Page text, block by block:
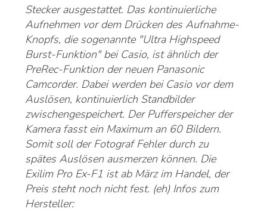
Stecker ausgestattet. Das kontinuierliche
Aufnehmen vor dem Drücken des Aufnahme-
Knopfs, die sogenannte "Ultra Highspeed
Burst-Funktion" bei Casio, ist ähnlich der
PreRec-Funktion der neuen Panasonic
Camcorder. Dabei werden bei Casio vor dem
Auslösen, kontinuierlich Standbilder
zwischengespeichert. Der Pufferspeicher der
Kamera fasst ein Maximum an 60 Bildern.
Somit soll der Fotograf Fehler durch zu
spätes Auslösen ausmerzen können. Die
Exilim Pro Ex-F1 ist ab März im Handel, der
Preis steht noch nicht fest. (eh) Infos zum
Hersteller: